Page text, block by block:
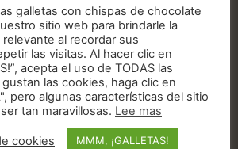
spam! Lea más en nuestro
de privacidad
de verano: ¡25% de descuento
de sitios web!
galletas con chispas de chocolate
sitio web para brindarle la
al recordar sus
las visitas. Al hacer clic en
acepta el uso de TODAS las
las cookies, haga clic en
pero algunas características del sitio
tan maravillosas. Lee mas
cookies MMM, ¡GALLETAS!